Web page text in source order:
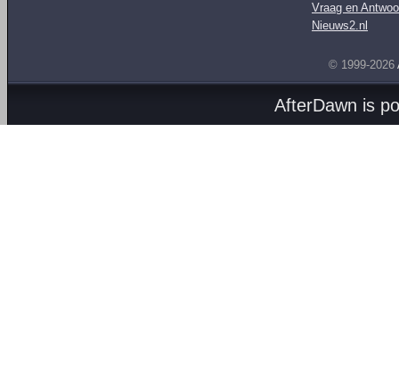
Vraag en
Nieuws2.nl
© 1999-2026
AfterDawn is